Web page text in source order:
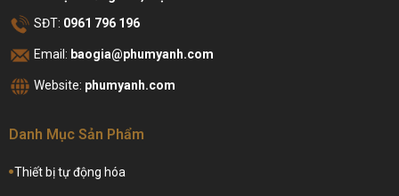
SĐT: 0961 796 196
Email: baogia@phumyanh.com
Website: phumyanh.com
Danh Mục Sản Phẩm
Thiết bị tự động hóa